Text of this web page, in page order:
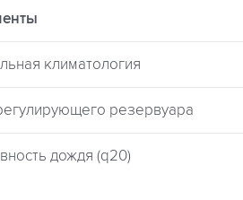
климатология
резервуара
дождя (q20)